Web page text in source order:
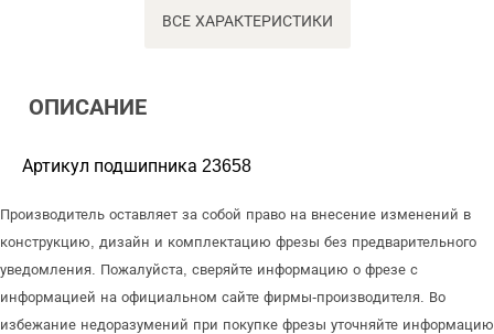
ВСЕ ХАРАКТЕРИСТИКИ
ОПИСАНИЕ
Артикул подшипника 23658
Производитель оставляет за собой право на внесение изменений в
конструкцию, дизайн и комплектацию фрезы без предварительного
уведомления. Пожалуйста, сверяйте информацию о фрезе с
информацией на официальном сайте фирмы-производителя. Во
избежание недоразумений при покупке фрезы уточняйте информацию